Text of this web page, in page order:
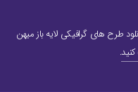
طرح های گرافیکی لایه باز میهن
.